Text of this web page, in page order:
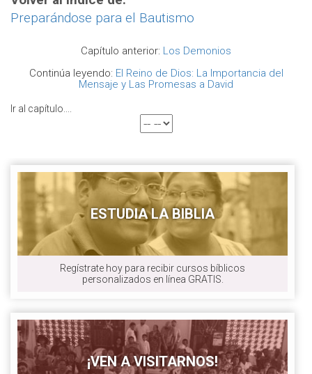
Preparándose para el Bautismo
Capítulo anterior: Los Demonios
Continúa leyendo: El Reino de Dios: La Importancia del
Mensaje y Las Promesas a David
Ir al capítulo....
ESTUDIA LA BIBLIA
Regístrate hoy para recibir cursos bíblicos
personalizados en línea GRATIS.
¡VEN A VISITARNOS!